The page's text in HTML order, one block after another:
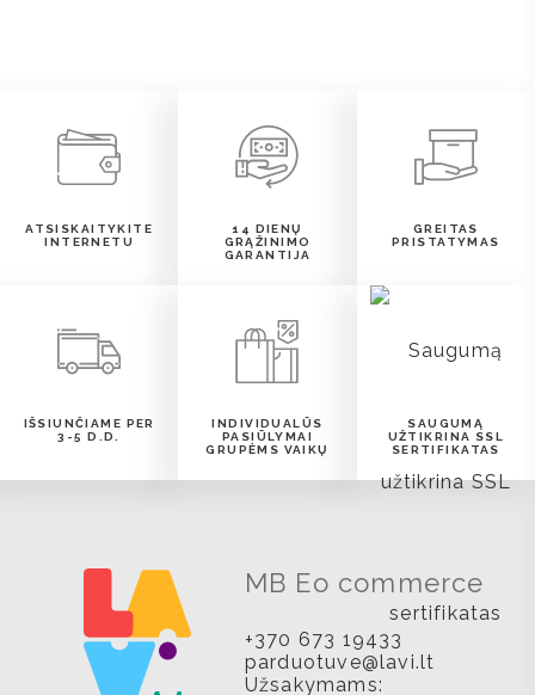
ATSISKAITYKITE
INTERNETU
14 DIENŲ
GRĄŽINIMO
GARANTIJA
GREITAS
PRISTATYMAS
IŠSIUNČIAME PER
3-5 D.D.
INDIVIDUALŪS
PASIŪLYMAI
GRUPĖMS VAIKŲ
SAUGUMĄ
UŽTIKRINA SSL
SERTIFIKATAS
MB Eo commerce
+370 673 19433
parduotuve@lavi.lt
Užsakymams: